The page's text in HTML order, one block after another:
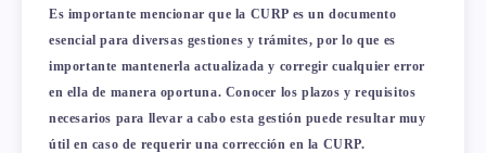
Es importante mencionar que la CURP es un documento
esencial para diversas gestiones y trámites, por lo que es
importante mantenerla actualizada y corregir cualquier error
en ella de manera oportuna. Conocer los plazos y requisitos
necesarios para llevar a cabo esta gestión puede resultar muy
útil en caso de requerir una corrección en la CURP.